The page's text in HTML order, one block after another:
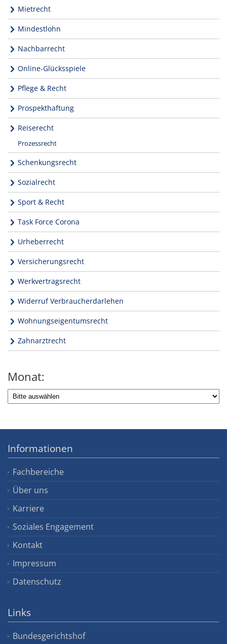
Mietrecht
Mindestlohn
Nachbarrecht
Online-Glücksspiele
Pflege & Recht
Prospekthaftung
Reiserecht
Prozessrecht
Schenkungsrecht
Sozialrecht
Sport & Recht
Task Force Corona
Urheberrecht
Versicherungsrecht
Werkvertragsrecht
Widerruf Verbraucherdarlehen
Wohnungseigentumsrecht
Zahnarztrecht
Monat:
Informationen
Fachbereiche
Über uns
Karriere
Soziales Engagement
Kontakt
Impressum
Datenschutz
Links
Bundesgerichtshof